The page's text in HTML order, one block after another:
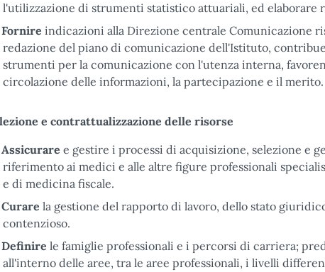
l'utilizzazione di strumenti statistico attuariali, ed elaborare
Fornire indicazioni alla Direzione centrale Comunicazione
redazione del piano di comunicazione dell'Istituto,
strumenti per la comunicazione con l'utenza interna,
circolazione delle informazioni, la partecipazione e il merito.
e contrattualizzazione delle risorse
Assicurare e gestire i processi di acquisizione, selezione e
riferimento ai medici e alle altre figure professionali
e di medicina fiscale.
Curare la gestione del rapporto di lavoro, dello stato
contenzioso.
Definire le famiglie professionali e i percorsi di carriera;
all'interno delle aree, tra le aree professionali, i livelli